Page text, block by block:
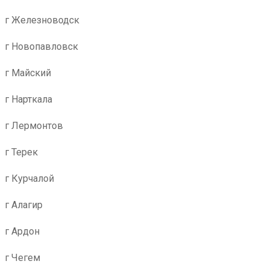
г Железноводск
г Новопавловск
г Майский
г Нарткала
г Лермонтов
г Терек
г Курчалой
г Алагир
г Ардон
г Чегем